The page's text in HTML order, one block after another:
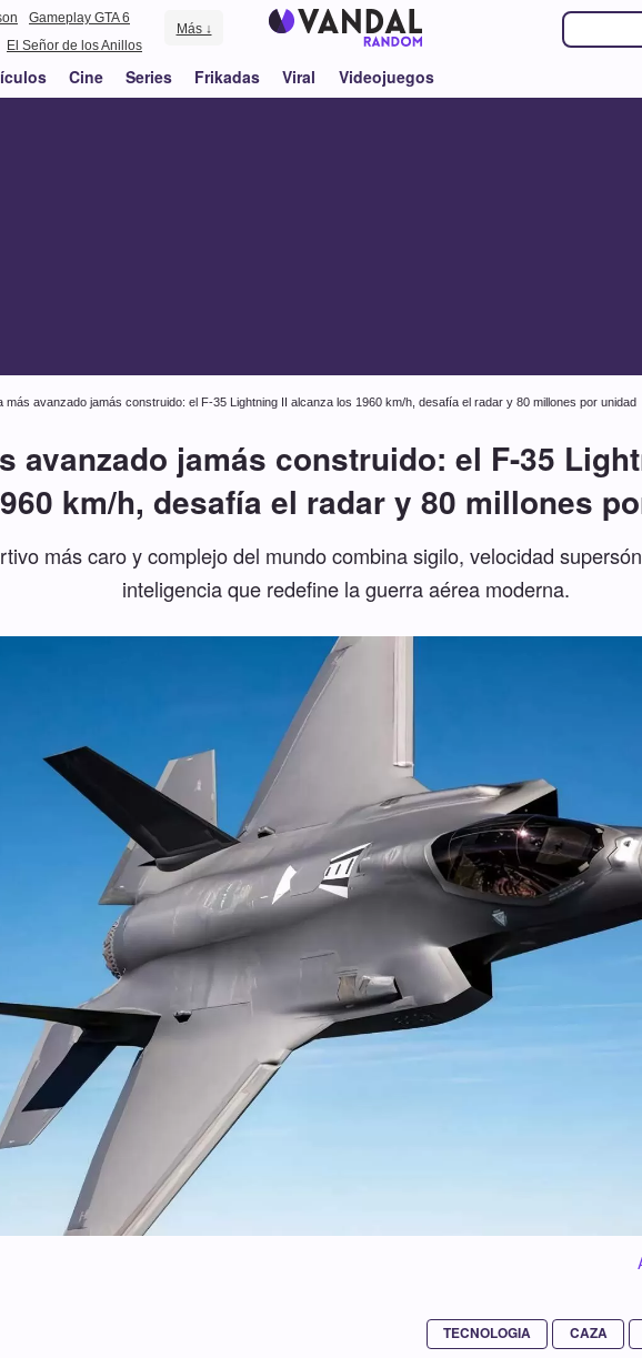
Gameplay GTA 6
El Señor de los Anillos
Más ↓
Cine Series Frikadas Viral Videojuegos
más avanzado jamás construido: el F-35 Lightning II alcanza los 1960 km/h, desafía el radar y 80 millones por unidad
avanzado jamás construido: el F-35
km/h, desafía el radar y 80 millones
más caro y complejo del mundo combina sigilo, velocidad
inteligencia que redefine la guerra aérea moderna.
TECNOLOGIA CAZA